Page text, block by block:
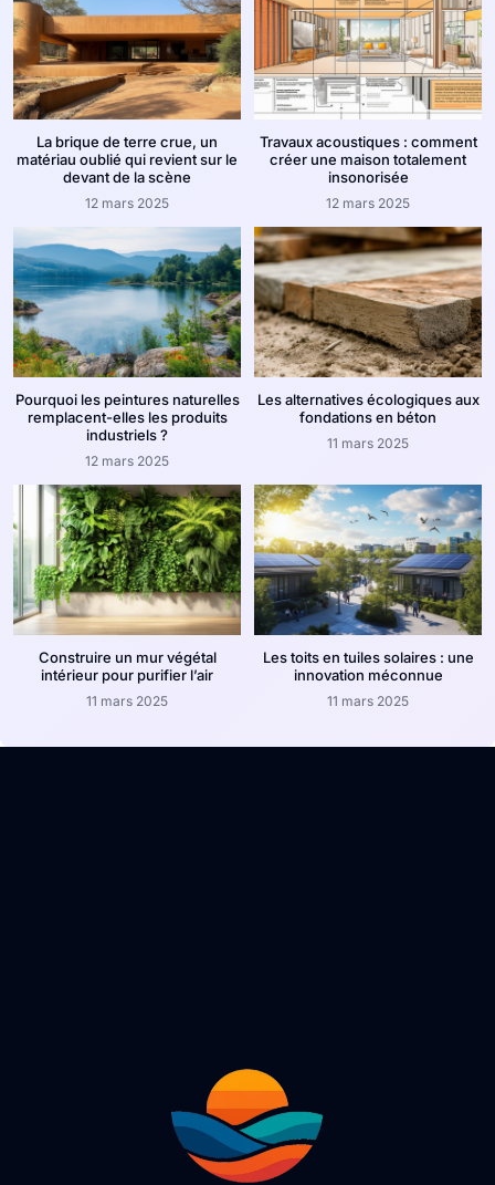
La brique de terre crue, un
matériau oublié qui revient sur le
devant de la scène
12 mars 2025
Travaux acoustiques : comment
créer une maison totalement
insonorisée
12 mars 2025
Pourquoi les peintures naturelles
remplacent-elles les produits
industriels ?
12 mars 2025
Les alternatives écologiques aux
fondations en béton
11 mars 2025
Construire un mur végétal
intérieur pour purifier l’air
11 mars 2025
Les toits en tuiles solaires : une
innovation méconnue
11 mars 2025